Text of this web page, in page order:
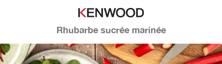
Rhubarbe sucrée marinée